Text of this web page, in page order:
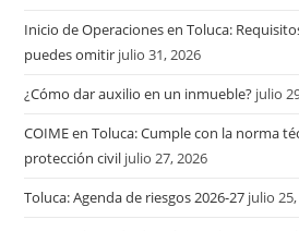
Inicio de Operaciones en Toluca:
puedes omitir julio 31, 2026
¿Cómo dar auxilio en un inmueble? julio
COIME en Toluca: Cumple con la norma
protección civil julio 27, 2026
Toluca: Agenda de riesgos 2026-27 julio